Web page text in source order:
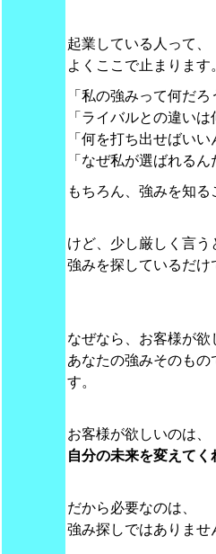
起業している人って、
よくここで止まります。
「私の強みって何だろ
「ライバルとの違いは
「何を打ち出せばいい
「なぜ私が選ばれるん
もちろん、強みを知る
けど、少し厳しく言う
強みを探しているだけ
なぜなら、お客様が欲
あなたの強みそのもの
す。
お客様が欲しいのは、
自分の未来を変えてく
だから必要なのは、
強み探しではありませ